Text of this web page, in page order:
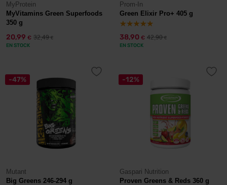
MyProtein
MyVitamins Green Superfoods
350 g
20,99 € 32,49€
EN STOCK
Prom-In
Green Elixir Pro+ 405 g
38,90 € 42,90€
EN STOCK
-47%
Mutant
Big Greens 246-294 g
-12%
Gaspari Nutrition
Proven Greens & Reds 360 g